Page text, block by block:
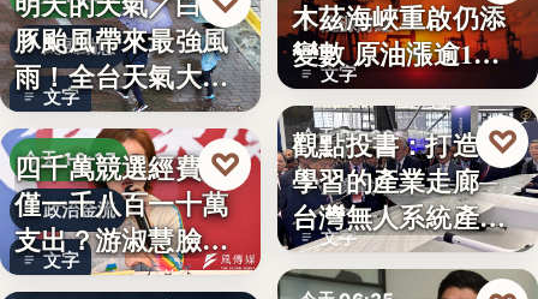
颱風動態
文字
豚颱風帶來最強風
雨！全台天氣大轉
變「豪雨…
今天 19:17
政治金流
文字
四千萬競選經費，
僅一千八百一十萬
支出？游淑慧臉書
追問鄭：…
♡
颱風來襲 五峰鄉果
能源財經
文字
木茲海峽重啟仍添
變數 原油漲逾1%
但周…
今天 06:30
產業戰略
文字
觀點投書：打造會
學習的產業走廊─
台灣無人系統產業
需要的是…
♡